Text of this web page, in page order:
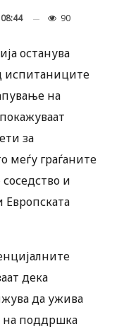
90
останува
испитаниците
на
за
меѓу граѓаните
и
Европската
дека
да ужива
на поддршка